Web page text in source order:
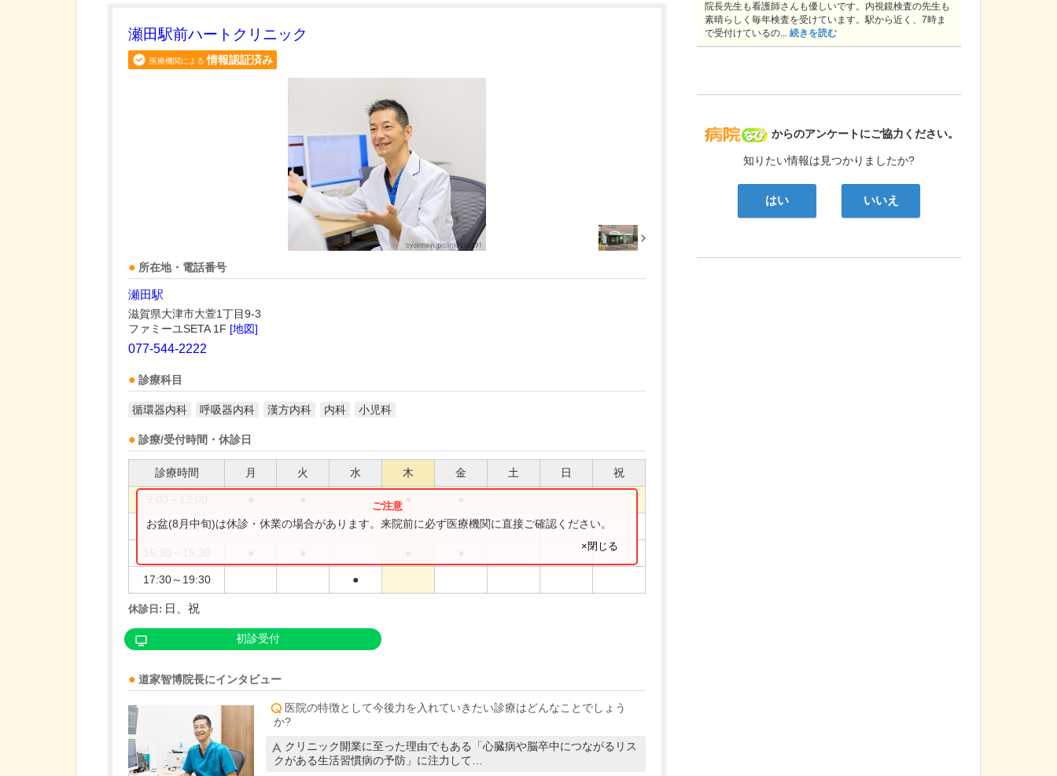
瀬田駅前ハートクリニック
医療機関による 情報認証済み
所在地・電話番号
瀬田駅
滋賀県大津市大萱1丁目9-3
ファミーユSETA 1F [地図]
077-544-2222
診療科目
循環器内科 呼吸器内科 漢方内科 内科 小児科
診療/受付時間・休診日
診療時間 月 火 水 木 金 土 日 祝
9:00～13:00 ●
17:30～19:30 ●
お盆(8月中旬)は休診・休業の場合があります。来院前に必ず医療機関に直接ご確認ください。
×閉じる
休診日: 日、祝
初診受付
道家智博院長にインタビュー
医院の特徴として今後力を入れていきたい診療はどんなことでしょう
か?
クリニック開業に至った理由でもある「心臓病や脳卒中につながるリス
クがある生活習慣病の予防」に注力して…
病院なび
からのアンケートにご協力ください。
知りたい情報は見つかりましたか?
はい いいえ
院長先生も看護師さんも優しいです。内視鏡検査の先生も
素晴らしく毎年検査を受けています。駅から近く、7時ま
で受付けているの... 続きを読む